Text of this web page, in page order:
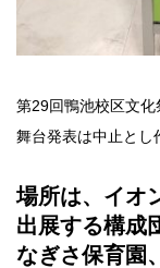
第29回鴨池校区文
舞台発表は中止とし
場所は、イオ
出展する構成
なぎさ保育園